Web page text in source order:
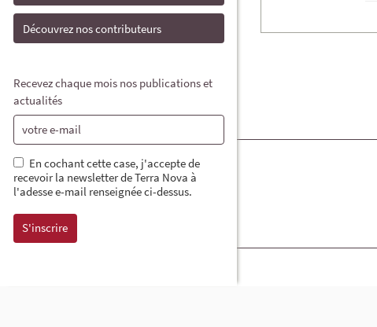
Découvrez nos contributeurs
Recevez chaque mois nos publications et
actualités
En cochant cette case, j'accepte de
recevoir la newsletter de Terra Nova à
l'adesse e-mail renseignée ci-dessus.